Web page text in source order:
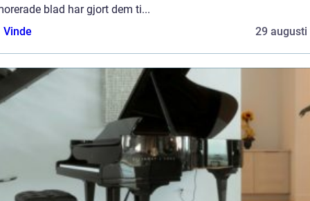
blad har gjort dem ti...
Vinde
29 augusti